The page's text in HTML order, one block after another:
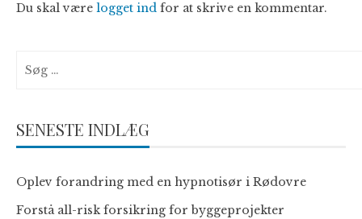
Du skal være logget ind for at skrive en kommentar.
efter:
SENESTE INDLÆG
Oplev forandring med en hypnotisør i Rødovre
Forstå all-risk forsikring for byggeprojekter